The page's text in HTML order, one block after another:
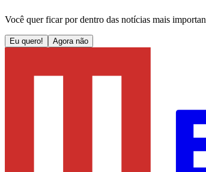
Você quer ficar por dentro das notícias mais
Eu quero! Agora não